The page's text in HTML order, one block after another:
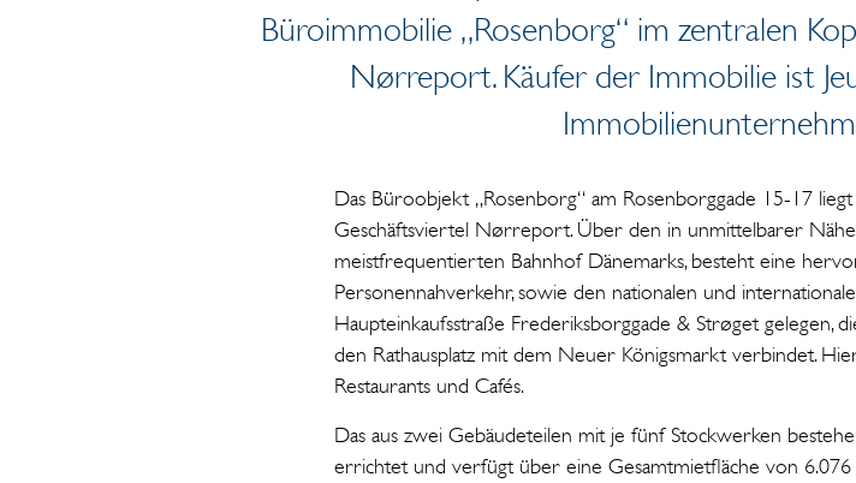
Büroimmobilie „Rosenborg“ im zentralen
Nørreport. Käufer der Immobilie ist
Das Büroobjekt „Rosenborg“ am Rosenborggade 15-17
Geschäftsviertel Nørreport. Über den in unmittelbarer
meistfrequentierten Bahnhof Dänemarks, besteht eine
Personennahverkehr, sowie den nationalen und
Haupteinkaufsstraße Frederiksborggade & Strøget gelegen,
den Rathausplatz mit dem Neuer Königsmarkt verbindet.
Restaurants und Cafés.
Das aus zwei Gebäudeteilen mit je fünf Stockwerken
errichtet und verfügt über eine Gesamtmietfläche von